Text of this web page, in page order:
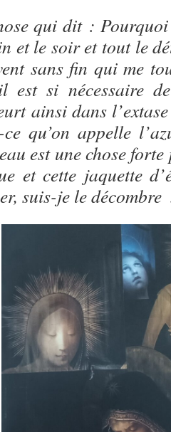
qui dit :
et le soir et tout le
sans fin qui me
est si nécessaire
ainsi dans
qu’on appelle
est une chose forte
et cette jaquette
suis-je le décombre